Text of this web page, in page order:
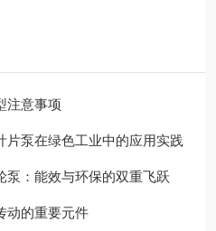
注意事项
片泵在绿色工业中的应用实践
泵：能效与环保的双重飞跃
动的重要元件